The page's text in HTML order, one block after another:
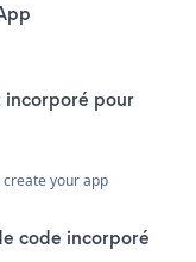
pour
create your app
code incorporé